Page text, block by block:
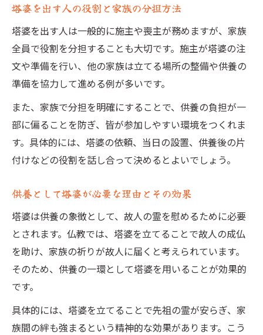
塔婆を出す人の役割と家族の分担方法
塔婆を出す人は一般的に施主や喪主が務めますが、家族
全員で役割を分担することも大切です。施主が塔婆の注
文や準備を行い、他の家族は立てる場所の整備や供養の
準備を協力して進める例が多いです。
また、家族で分担を明確にすることで、供養の負担が一
部に偏ることを防ぎ、皆が参加しやすい環境をつくれま
す。具体的には、塔婆の依頼、当日の設置、供養後の片
付けなどの役割を話し合って決めるとよいでしょう。
供養として塔婆が必要な理由とその効果
塔婆は供養の象徴として、故人の霊を慰めるために必要
とされます。仏教では、塔婆を立てることで故人の成仏
を助け、家族の祈りが故人に届くと考えられています。
そのため、供養の一環として塔婆を用いることが効果的
です。
具体的には、塔婆を立てることで先祖の霊が安らぎ、家
族間の絆も強まるという精神的な効果があります。こう